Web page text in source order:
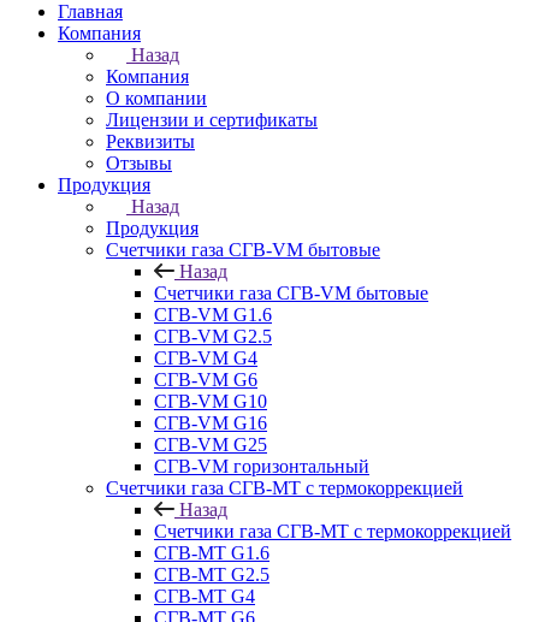
Главная
Компания
Назад
Компания
О компании
Лицензии и сертификаты
Реквизиты
Отзывы
Продукция
Назад
Продукция
Счетчики газа СГВ-VM бытовые
Назад
Счетчики газа СГВ-VM бытовые
СГВ-VM G1.6
СГВ-VM G2.5
СГВ-VM G4
СГВ-VM G6
СГВ-VM G10
СГВ-VM G16
СГВ-VM G25
СГВ-VM горизонтальный
Счетчики газа СГВ-МТ с термокоррекцией
Назад
Счетчики газа СГВ-МТ с термокоррекцией
СГВ-МТ G1.6
СГВ-МТ G2.5
СГВ-МТ G4
СГВ-МТ G6